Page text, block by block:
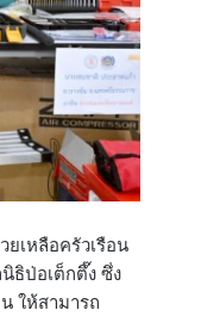
เหลือครัวเรือน
ธิป่อเต็กตึ๊ง ซึ่ง
ให้สามารถ